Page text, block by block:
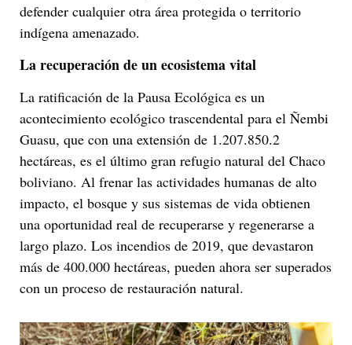
defender cualquier otra área protegida o territorio
indígena amenazado.
La recuperación de un ecosistema vital
La ratificación de la Pausa Ecológica es un
acontecimiento ecológico trascendental para el Ñembi
Guasu, que con una extensión de 1.207.850.2
hectáreas, es el último gran refugio natural del Chaco
boliviano. Al frenar las actividades humanas de alto
impacto, el bosque y sus sistemas de vida obtienen
una oportunidad real de recuperarse y regenerarse a
largo plazo. Los incendios de 2019, que devastaron
más de 400.000 hectáreas, pueden ahora ser superados
con un proceso de restauración natural.